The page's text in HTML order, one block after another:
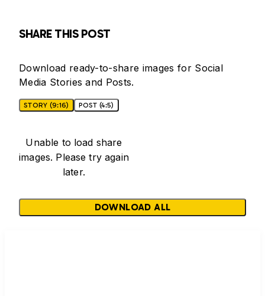
SHARE THIS POST
Download ready-to-share images for Social
Media Stories and Posts.
STORY (9:16) POST (4:5)
Unable to load share
images. Please try again
later.
DOWNLOAD ALL